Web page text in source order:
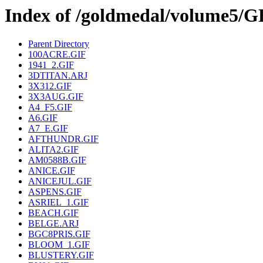
Index of /goldmedal/volume5/
Parent Directory
100ACRE.GIF
1941_2.GIF
3DTITAN.ARJ
3X312.GIF
3X3AUG.GIF
A4_F5.GIF
A6.GIF
A7_E.GIF
AFTHUNDR.GIF
ALITA2.GIF
AM0588B.GIF
ANICE.GIF
ANICEJUL.GIF
ASPENS.GIF
ASRIEL_1.GIF
BEACH.GIF
BELGE.ARJ
BGC8PRIS.GIF
BLOOM_1.GIF
BLUSTERY.GIF